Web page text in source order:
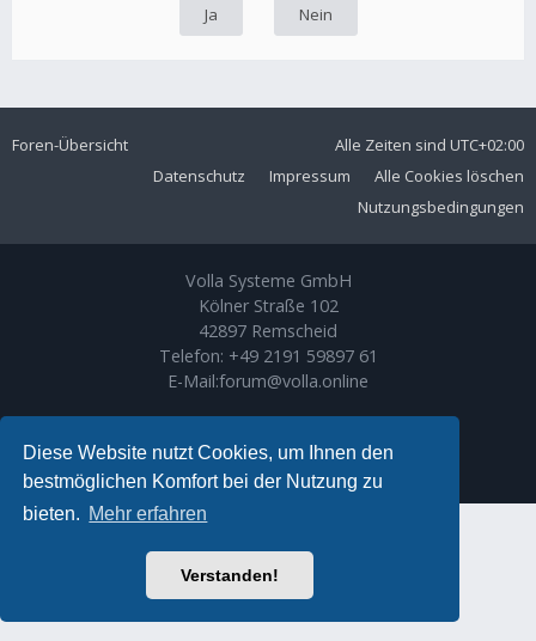
Diese Website nutzt Cookies, um Ihnen den
bestmöglichen Komfort bei der Nutzung zu
bieten. Mehr erfahren
Verstanden!
Foren-Übersicht Alle Zeiten sind UTC+02:00
Alle Cookies löschen
Impressum
Datenschutz
Nutzungsbedingungen
Volla Systeme GmbH
Kölner Straße 102
42897 Remscheid
Telefon: +49 2191 59897 61
E-Mail:forum@volla.online
Ariki Theme byGramziu